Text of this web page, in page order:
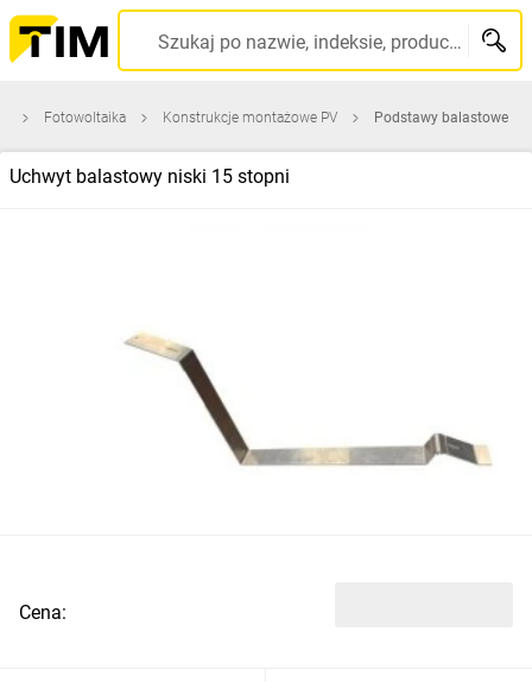
Szukaj po nazwie, indeksie, producencie, kodzie kreskowym...
Fotowoltaika Konstrukcje montażowe PV Podstawy balastowe
Uchwyt balastowy niski 15 stopni
Cena: